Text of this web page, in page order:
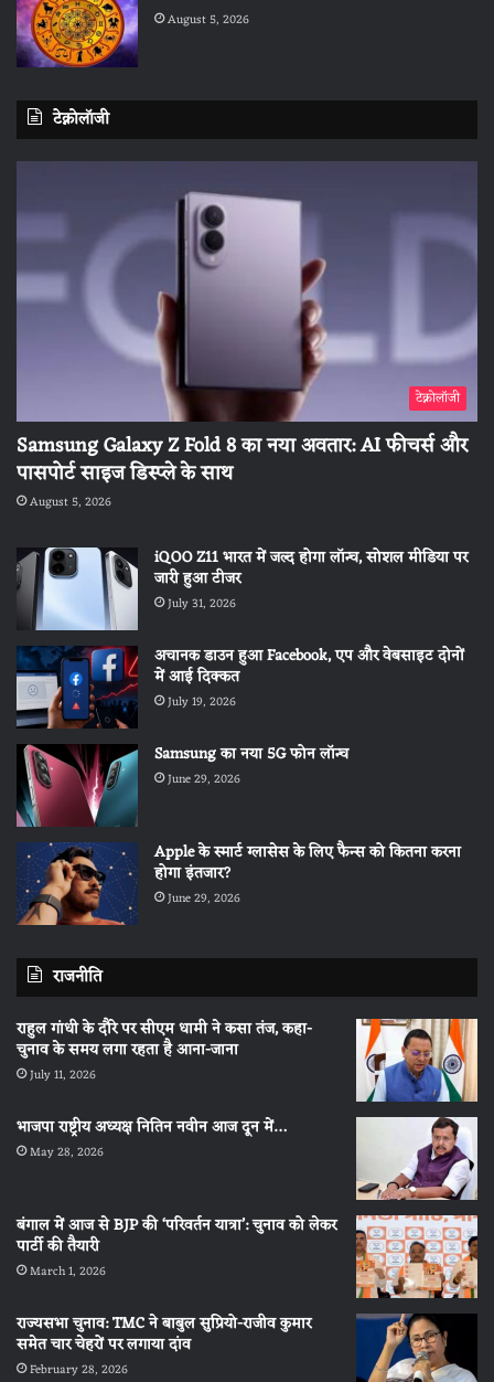
August 5, 2026
टेक्नोलॉजी
टेक्नोलॉजी
Samsung Galaxy Z Fold 8 का नया अवतार: AI फीचर्स और
पासपोर्ट साइज डिस्प्ले के साथ
August 5, 2026
iQOO Z11 भारत में जल्द होगा लॉन्च, सोशल मीडिया पर
जारी हुआ टीजर
July 31, 2026
अचानक डाउन हुआ Facebook, एप और वेबसाइट दोनों
में आई दिक्कत
July 19, 2026
Samsung का नया 5G फोन लॉन्च
June 29, 2026
Apple के स्मार्ट ग्लासेस के लिए फैन्स को कितना करना
होगा इंतजार?
June 29, 2026
राजनीति
राहुल गांधी के दौरे पर सीएम धामी ने कसा तंज, कहा-
चुनाव के समय लगा रहता है आना-जाना
July 11, 2026
भाजपा राष्ट्रीय अध्यक्ष नितिन नवीन आज दून में…
May 28, 2026
बंगाल में आज से BJP की ‘परिवर्तन यात्रा’: चुनाव को लेकर
पार्टी की तैयारी
March 1, 2026
राज्यसभा चुनाव: TMC ने बाबुल सुप्रियो-राजीव कुमार
समेत चार चेहरों पर लगाया दांव
February 28, 2026